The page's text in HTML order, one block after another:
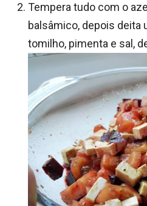
Tempera tudo com o
balsâmico, depois deita
tomilho, pimenta e sal,